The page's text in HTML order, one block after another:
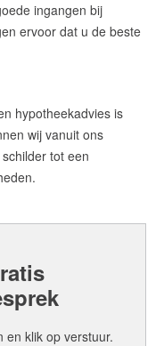
per 1
ingangen bij
ervoor dat u de beste
hypotheekadvies is
wij vanuit ons
tot een
en klik op verstuur.